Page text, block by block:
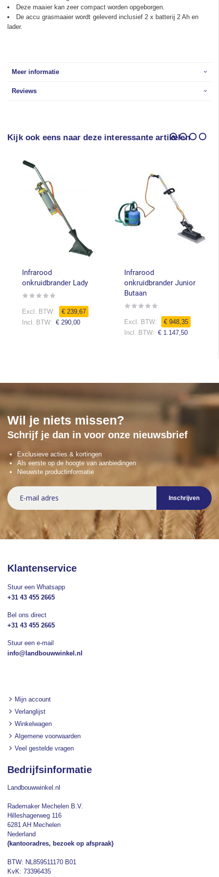
Deze maaier kan zeer compact worden opgeborgen.
De accu grasmaaier wordt geleverd inclusief 2 x batterij 2 Ah en
lader.
Meer informatie
Reviews
Kijk ook eens naar deze interessante artikelen
Infrarood
onkruidbrander Lady
Rating:
€ 239,67
€ 290,00
Infrarood
onkruidbrander Junior
Butaan
Rating:
€ 948,35
Speciale
€ 1.147,50
Wil je niets missen?
Schrijf je dan in voor onze nieuwsbrief
Exclusieve acties & kortingen
Als eerste op de hoogte van aanbiedingen
Nieuwste productinformatie
Abonneer
u
op
Inschrijven
Klantenservice
Stuur een Whatsapp
+31 43 455 2665
Bel ons direct
+31 43 455 2665
Stuur een e-mail
info@landbouwwinkel.nl
Mijn account
Verlanglijst
Winkelwagen
Algemene voorwaarden
Veel gestelde vragen
Bedrijfsinformatie
Landbouwwinkel.nl
Rademaker Mechelen B.V.
Hilleshagerweg 116
6281 AH Mechelen
Nederland
(kantooradres, bezoek op afspraak)
BTW: NL859511170 B01
KvK: 73396435